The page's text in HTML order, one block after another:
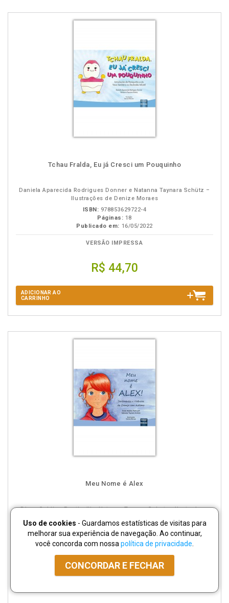
Tchau Fralda, Eu já Cresci um Pouquinho
Daniela Aparecida Rodrigues Donner e Natanna Taynara Schütz –
Ilustrações de Denize Moraes
ISBN: 978853629722-4
Páginas: 18
Publicado em: 16/05/2022
VERSÃO IMPRESSA
R$ 44,70
ADICIONAR AO
CARRINHO
Meu Nome é Alex
Diana Galdino Ponticelli e Natanna Taynara Schutz - Ilustradora:
Páginas:24
Publicado em: 18/04/2022
VERSÃO IMPRESSA
Uso de cookies - Guardamos estatísticas de visitas para
melhorar sua experiência de navegação. Ao continuar,
você concorda com nossa política de privacidade
CONCORDAR E FECHAR